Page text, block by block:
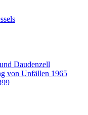
Daudenzell
von Unfällen 1965